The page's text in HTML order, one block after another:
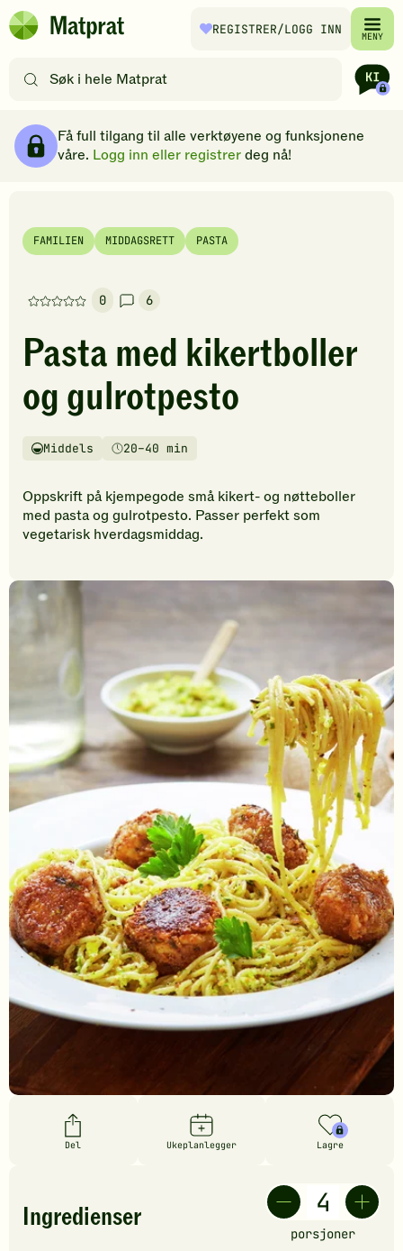
Hopp til hovedinnhold
Matprat
REGISTRER/LOGG INN MENY
etter
filtre
Få full tilgang til alle verktøyene og funksjonene
våre. Logg inn eller registrerdeg nå!
FAMILIEN MIDDAGSRETT PASTA
0
Denne
har
foreløpig
ingen
vurderinger.
den
til
å
vurdere
denne
6
Pasta med kikertboller
og gulrotpesto
Vanskelighetsgrad
Middels
Tilberedningstid20–40 min
Oppskrift på kjempegode små kikert- og nøtteboller
med pasta og gulrotpesto. Passer perfekt som
vegetarisk hverdagsmiddag.
Del Ukeplanlegger Lagre
Ingredienser
porsjoner